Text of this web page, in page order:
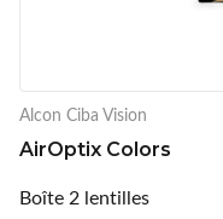
Alcon Ciba Vision
AirOptix Colors
Boîte 2 lentilles